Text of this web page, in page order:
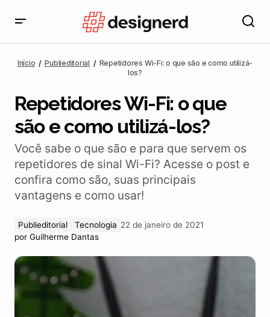
Início Publieditorial
Repetidores Wi-Fi: o que são e como utilizá-
los?
Repetidores Wi-Fi: o que
são e como utilizá-los?
Você sabe o que são e para que servem os
repetidores de sinal Wi-Fi? Acesse o post e
confira como são, suas principais
vantagens e como usar!
Publieditorial Tecnologia 22 de janeiro de 2021
por Guilherme Dantas